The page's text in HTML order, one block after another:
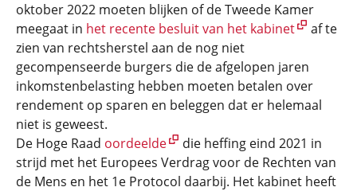
oktober 2022 moeten blijken of de Tweede Kamer
meegaat in het recente besluit van het kabinet
af te
zien van rechtsherstel aan de nog niet
gecompenseerde burgers die de afgelopen jaren
inkomstenbelasting hebben moeten betalen over
rendement op sparen en beleggen dat er helemaal
niet is geweest.
De Hoge Raad oordeelde
die heffing eind 2021 in
strijd met het Europees Verdrag voor de Rechten van
de Mens en het 1e Protocol daarbij. Het kabinet heeft